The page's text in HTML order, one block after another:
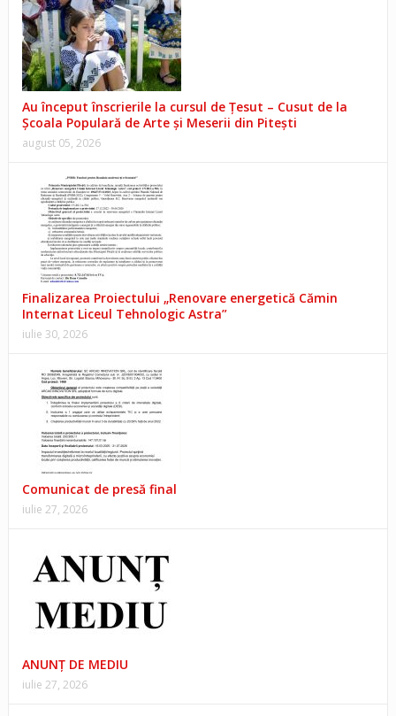
Au început înscrierile la cursul de Țesut – Cusut de la
Școala Populară de Arte și Meserii din Pitești
august 05, 2026
Finalizarea Proiectului „Renovare energetică Cămin
Internat Liceul Tehnologic Astra”
iulie 30, 2026
Comunicat de presă final
iulie 27, 2026
ANUNŢ DE MEDIU
iulie 27, 2026